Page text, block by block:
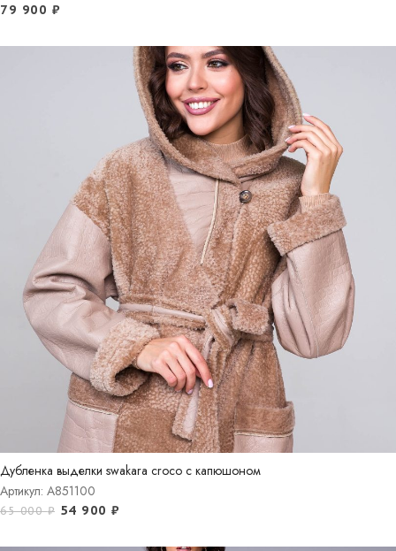
79 900 ₽
Дубленка выделки swakara croco с капюшоном
Артикул: A851100
65 000₽ 54 900 ₽